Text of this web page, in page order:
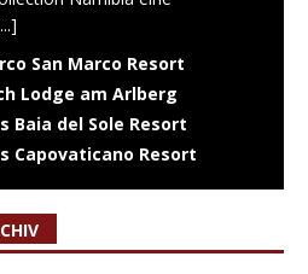
San Marco Resort
Lodge am Arlberg
Baia del Sole Resort
Capovaticano Resort